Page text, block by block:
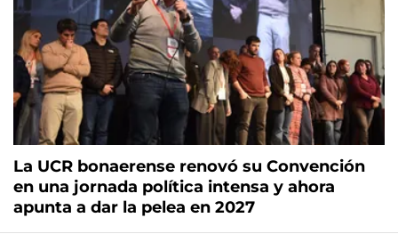
La UCR bonaerense renovó su Convención
en una jornada política intensa y ahora
apunta a dar la pelea en 2027